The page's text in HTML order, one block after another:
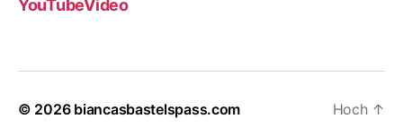
YouTubeVideo
© 2026 biancasbastelspass.com
Hoch ↑